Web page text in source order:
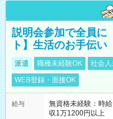
説明会参加で全員に
ト】生活のお手伝い
派遣 職種未経験OK 社会
WEB登録・面接OK
給与
無資格未経験：時
収1万1200円以上